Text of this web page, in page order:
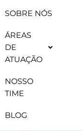
SOBRE NÓS
ÁREAS
DE
ATUAÇÃO
NOSSO
TIME
BLOG